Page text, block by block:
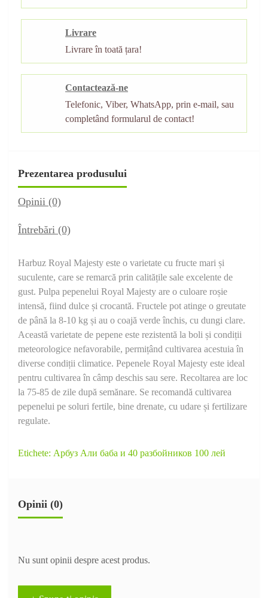
Livrare
Livrare în toată țara!
Contactează-ne
Telefonic, Viber, WhatsApp, prin e-mail, sau
completând formularul de contact!
Prezentarea produsului
Opinii (0)
Întrebări (0)
Harbuz Royal Majesty este o varietate cu fructe mari și
suculente, care se remarcă prin calitățile sale excelente de
gust. Pulpa pepenelui Royal Majesty are o culoare roșie
intensă, fiind dulce și crocantă. Fructele pot atinge o greutate
de până la 8-10 kg și au o coajă verde închis, cu dungi clare.
Această varietate de pepene este rezistentă la boli și condiții
meteorologice nefavorabile, permițând cultivarea acestuia în
diverse condiții climatice. Pepenele Royal Majesty este ideal
pentru cultivarea în câmp deschis sau sere. Recoltarea are loc
la 75-85 de zile după semănare. Se recomandă cultivarea
pepenelui pe soluri fertile, bine drenate, cu udare și fertilizare
regulate.
Etichete: Арбуз Али баба и 40 разбойников 100 лей
Opinii (0)
Nu sunt opinii despre acest produs.